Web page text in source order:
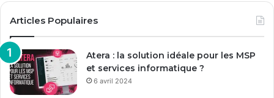
Articles Populaires
Atera : la solution idéale pour les MSP
et services informatique ?
6 avril 2024